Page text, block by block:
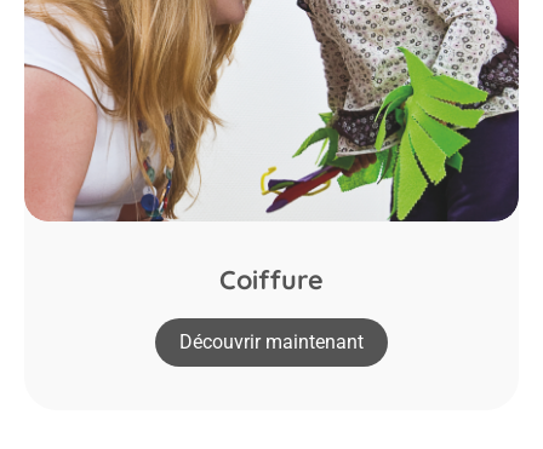
Coiffure
Découvrir maintenant